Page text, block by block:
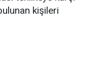
kişileri